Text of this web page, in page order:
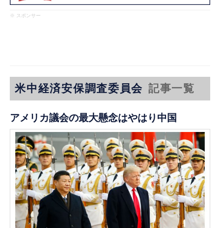
※ スポンサー
米中経済安保調査委員会 記事一覧
アメリカ議会の最大懸念はやはり中国